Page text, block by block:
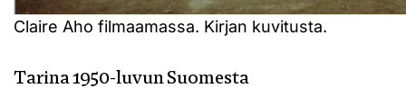
Claire Aho filmaamassa. Kirjan kuvitusta.
Tarina 1950-luvun Suomesta